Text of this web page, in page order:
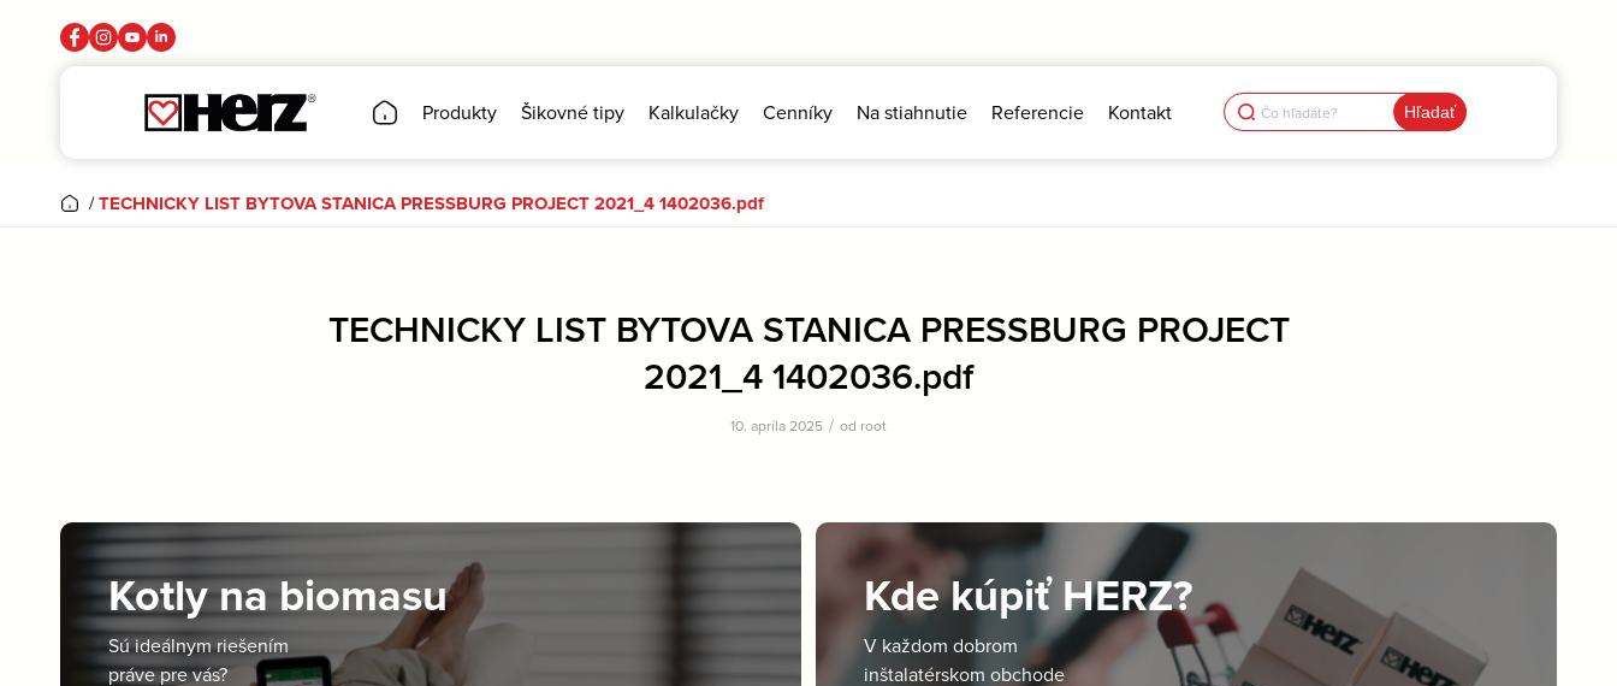
Produkty Šikovné tipy Kalkulačky Cenníky Na stiahnutie Referencie Kontakt Search
for:
/TECHNICKY LIST BYTOVA STANICA PRESSBURG PROJECT 2021_4 1402036.pdf
TECHNICKY LIST BYTOVA STANICA PRESSBURG PROJECT
2021_4 1402036.pdf
10. apríla 2025 / od root
Kotly na biomasu
Sú ideálnym riešením
práve pre vás?
Kde kúpiť HERZ?
V každom dobrom
inštalatérskom obchode